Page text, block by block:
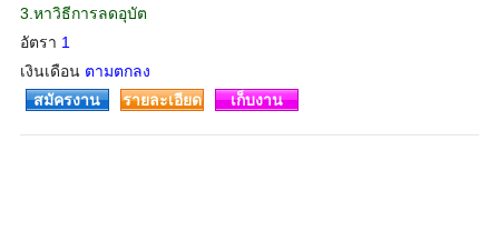
3.หาวิธีการลดอุบัต
อัตรา 1
เงินเดือน ตามตกลง
สมัครงาน รายละเอียด เก็บงาน